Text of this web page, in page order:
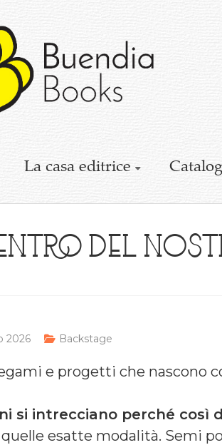
La casa editrice
del
2026 Backstage
e progetti che nascono
si intrecciano perché così
esatte modalità. Semi